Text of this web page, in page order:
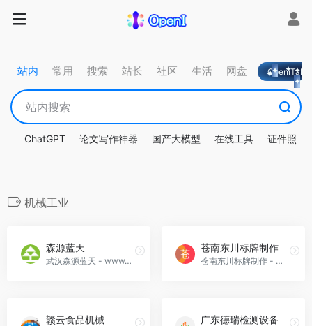
站内 常用 搜索 站长 社区 生活 网盘 OpeniTab
ChatGPT 论文写作神器 国产大模型 在线工具 证件照
机械工业
森源蓝天
武汉森源蓝天 - www.whsylt.com - 武汉森源蓝天环境科技工程有限公司是具有技术研发、设计、成套设备制造、工程施工、调试运行、运维管理等综合能力的环保服务提供商。同时公司生产销售各类除尘器设备、脱硫、脱硝、脱汞、气力输灰系统、
苍南东川标牌制作
苍南东川标牌制作 - www.wzdcbp.com - 本公司专业从事门牌、铭牌、标牌制作、微章定制以及各种金属类标牌、广告字牌制作生产和加工。我们拥有先进的生产、检测设备，专业的制作技术，严格的质量监控，为您提供完善的售前售后服务，素以交
赣云食品机械 广东德瑞检测设备